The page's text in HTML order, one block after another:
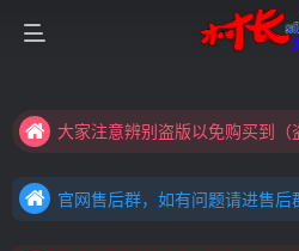
官网售后群，如有问题请进售后
官网售后群，如有问题请进售